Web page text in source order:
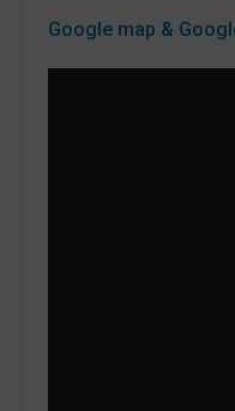
Google map &